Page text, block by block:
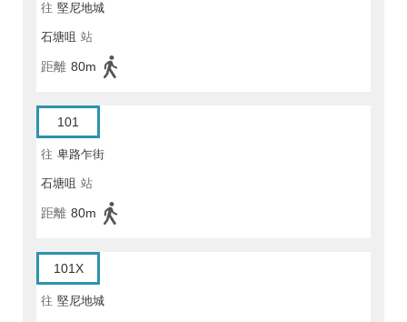
往 堅尼地城
石塘咀 站
距離 80m
101
往 卑路乍街
石塘咀 站
距離 80m
101X
往 堅尼地城